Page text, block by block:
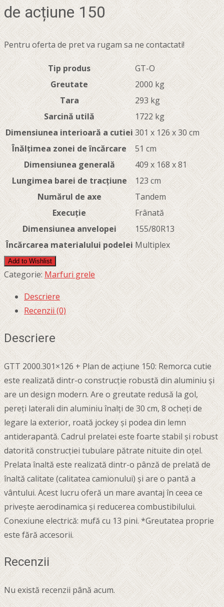
de acțiune 150
Pentru oferta de pret va rugam sa ne contactati!
Tip produs
GT-O
Greutate
2000 kg
Tara
293 kg
Sarcină utilă
1722 kg
Dimensiunea interioară a cutiei301 x 126 x 30 cm
Înălțimea zonei de încărcare
51 cm
Dimensiunea generală
409 x 168 x 81
Lungimea barei de tracțiune
123 cm
Numărul de axe
Tandem
Execuție
Frânată
Dimensiunea anvelopei
155/80R13
Încărcarea materialului podelei Multiplex
Add to Wishlist
Categorie:Marfuri grele
Descriere
Recenzii (0)
Descriere
GTT 2000.301×126 + Plan de acțiune 150: Remorca cutie
este realizată dintr-o construcție robustă din aluminiu și
are un design modern. Are o greutate redusă la gol,
pereți laterali din aluminiu înalți de 30 cm, 8 ocheți de
legare la exterior, roată jockey și podea din lemn
antiderapantă. Cadrul prelatei este foarte stabil și robust
datorită construcției tubulare pătrate nituite din oțel.
Prelata înaltă este realizată dintr-o pânză de prelată de
înaltă calitate (calitatea camionului) și are o pantă a
vântului. Acest lucru oferă un mare avantaj în ceea ce
privește aerodinamica și reducerea combustibilului.
Conexiune electrică: mufă cu 13 pini. *Greutatea proprie
este fără accesorii.
Recenzii
Nu există recenzii până acum.